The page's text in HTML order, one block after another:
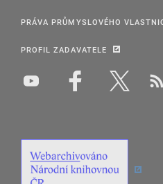
PRÁVA PRŮMYSLOVÉHO
PROFIL ZADAVATELE